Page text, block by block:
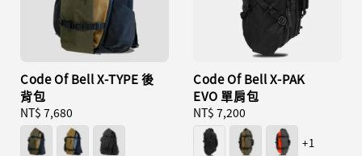
Code Of Bell X-TYPE 後
背包
Regular
price
NT$ 7,680
Code Of Bell X-PAK
EVO 單肩包
Regular
price
NT$ 7,200
+1